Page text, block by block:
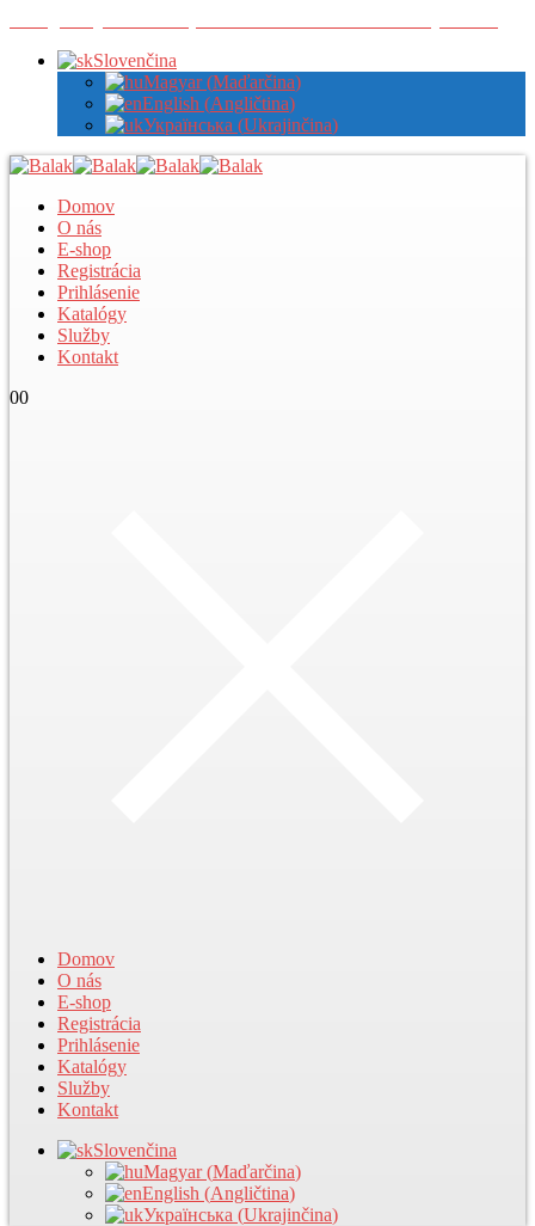
Slovenčina
Magyar (Maďarčina)
English (Angličtina)
Українська (Ukrajinčina)
Domov
O nás
E-shop
Registrácia
Prihlásenie
Katalógy
Služby
Kontakt
00
Domov
O nás
E-shop
Registrácia
Prihlásenie
Katalógy
Služby
Kontakt
Slovenčina
Magyar (Maďarčina)
English (Angličtina)
Українська (Ukrajinčina)